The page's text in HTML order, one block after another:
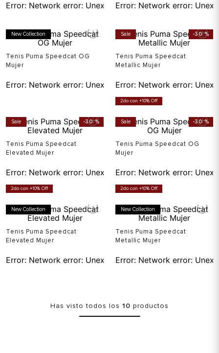
Error: Network error: Unexpected token T in JSON at
Error: Network error:
New Collection
Tenis Puma Speedcat OG
Mujer
Error: Network error: Unexpected token T in JSON at
Sale -30 %
Tenis Puma Speedcat
Metallic Mujer
Error: Network error:
2do con +10% Off
Sale -30 %
Tenis Puma Speedcat
Elevated Mujer
Error: Network error: Unexpected token T in JSON at
2do con +10% Off
Sale -30 %
Tenis Puma Speedcat OG
Mujer
Error: Network error:
2do con +10% Off
New Collection
Tenis Puma Speedcat
Elevated Mujer
Error: Network error: Unexpected token T in JSON at
New Collection
Tenis Puma Speedcat
Metallic Mujer
Error: Network error:
Has visto todos los 10 productos